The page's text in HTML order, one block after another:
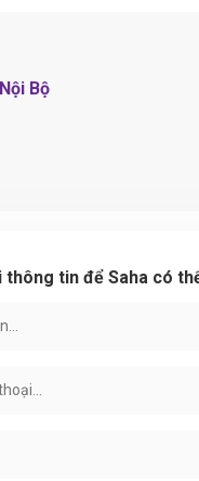
Bộ
thông tin để Saha có